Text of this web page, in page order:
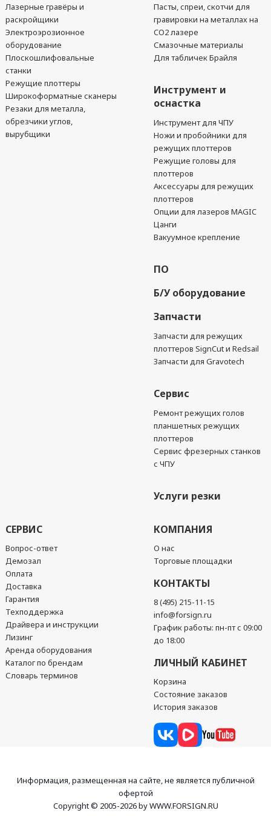
Лазерные гравёры и
раскройщики
Электроэрозионное
оборудование
Плоскошлифовальные
станки
Режущие плоттеры
Широкоформатные сканеры
Резаки для металла,
обрезчики углов,
вырубщики
Пасты, спреи, скотчи для
гравировки на металлах на
CO2 лазере
Смазочные материалы
Для табличек Брайля
Инструмент и
оснастка
Инструмент для ЧПУ
Ножи и пробойники для
режущих плоттеров
Режущие головы для
плоттеров
Аксессуары для режущих
плоттеров
Опции для лазеров MAGIC
Цанги
Вакуумное крепление
ПО
Б/У оборудование
Запчасти
Запчасти для режущих
плоттеров SignCut и Redsail
Запчасти для Gravotech
Сервис
Ремонт режущих голов
планшетных режущих
плоттеров
Сервис фрезерных станков
с ЧПУ
Услуги резки
СЕРВИС
Вопрос-ответ
Демозал
Оплата
Доставка
Гарантия
Техподдержка
Драйвера и инструкции
Лизинг
Аренда оборудования
Каталог по брендам
Словарь терминов
КОМПАНИЯ
О нас
Торговые площадки
КОНТАКТЫ
8 (495) 215-11-15
info@forsign.ru
График работы: пн-пт с 09:00
до 18:00
ЛИЧНЫЙ КАБИНЕТ
Корзина
Состояние заказов
История заказов
Информация, размещенная на сайте, не является публичной
офертой
Copyright © 2005-2026 by WWW.FORSIGN.RU